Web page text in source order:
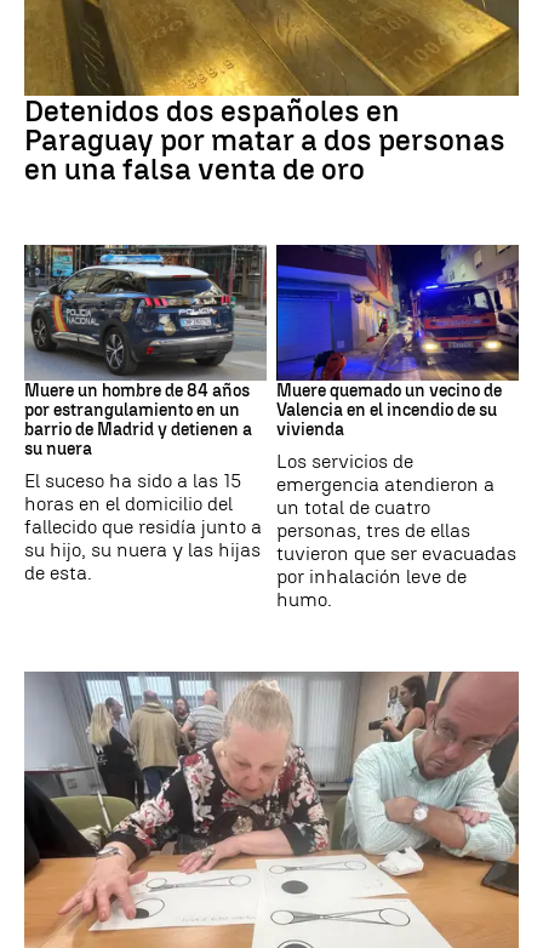
Paraguay
Detenidos dos españoles en
Paraguay por matar a dos personas
en una falsa venta de oro
Suceso
Muere un hombre de 84 años
por estrangulamiento en un
barrio de Madrid y detienen a
su nuera
El suceso ha sido a las 15
horas en el domicilio del
fallecido que residía junto a
su hijo, su nuera y las hijas
de esta.
INCENDIO
Muere quemado un vecino de
Valencia en el incendio de su
vivienda
Los servicios de
emergencia atendieron a
un total de cuatro
personas, tres de ellas
tuvieron que ser evacuadas
por inhalación leve de
humo.